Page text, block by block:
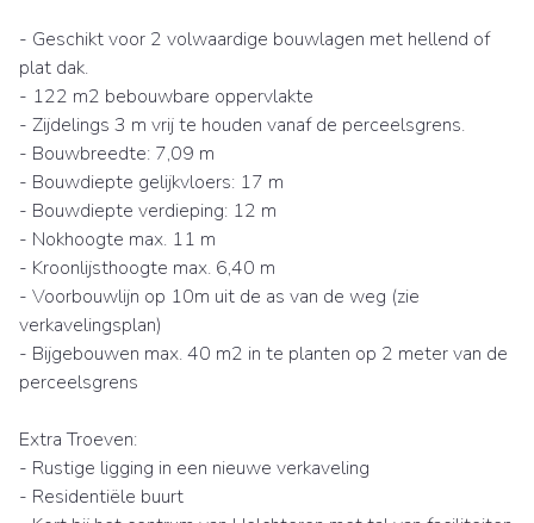
- Geschikt voor 2 volwaardige bouwlagen met hellend of
plat dak.
- 122 m2 bebouwbare oppervlakte
- Zijdelings 3 m vrij te houden vanaf de perceelsgrens.
- Bouwbreedte: 7,09 m
- Bouwdiepte gelijkvloers: 17 m
- Bouwdiepte verdieping: 12 m
- Nokhoogte max. 11 m
- Kroonlijsthoogte max. 6,40 m
- Voorbouwlijn op 10m uit de as van de weg (zie
verkavelingsplan)
- Bijgebouwen max. 40 m2 in te planten op 2 meter van de
perceelsgrens
Extra Troeven:
- Rustige ligging in een nieuwe verkaveling
- Residentiële buurt